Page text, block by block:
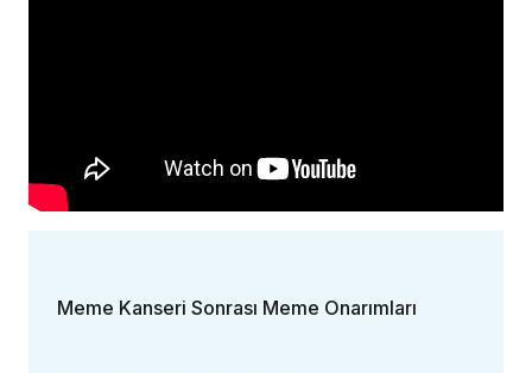
Meme Kanseri Sonrası Meme Onarımları